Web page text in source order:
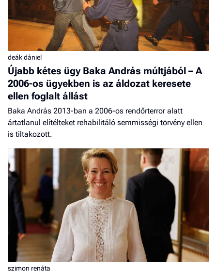
deák dániel
Újabb kétes ügy Baka András múltjából – A
2006-os ügyekben is az áldozat keresete
ellen foglalt állást
Baka András 2013-ban a 2006-os rendőrterror alatt
ártatlanul elítélteket rehabilitáló semmisségi törvény ellen
is tiltakozott.
szimon renáta